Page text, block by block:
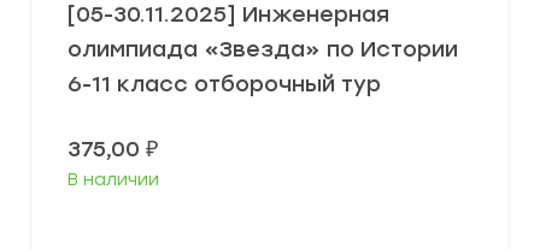
[05-30.11.2025] Инженерная
олимпиада «Звезда» по Истории
6-11 класс отборочный тур
375,00 ₽
В наличии